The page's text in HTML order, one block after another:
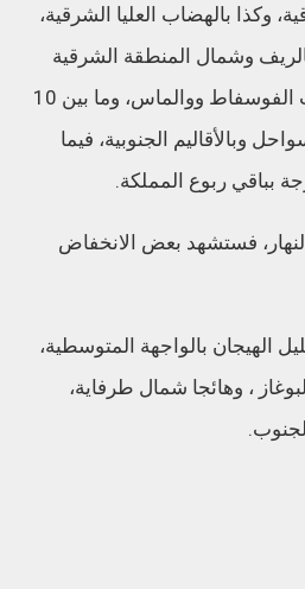
وكذا بالهضاب العليا الشرقية،
08 درجات بالريف وشمال المنطقة الشرقية
والجنوب-الشرقي وهضاب الفوسفاط ووالماس، وما بين 10
وبالأقاليم الجنوبية، فيما
فستشهد بعض الانخفاض
الهيجان بالواجهة المتوسطية،
، وهائجا شمال طرفاية،